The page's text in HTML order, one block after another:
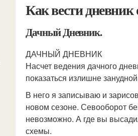
Как вести дневник
Дачный Дневник.
ДАЧНЫЙ ДНЕВНИК
Насчет ведения дачного
показаться излишне
В него я записываю и
новом сезоне. Севооборот
невозможно. А где вы
схемы.